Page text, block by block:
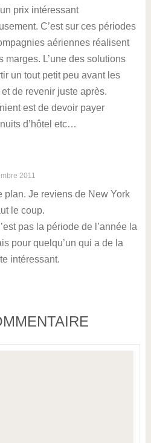
prix intéressant
C’est sur ces périodes
aériennes réalisent
marges. L’une des solutions
un tout petit peu avant les
de revenir juste après.
est de devoir payer
d’hôtel etc…
2011
plan. Je reviens de New York
le coup.
pas la période de l’année la
pour quelqu’un qui a de la
intéressant.